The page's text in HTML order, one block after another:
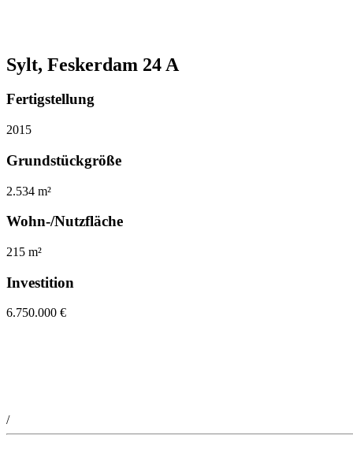
Sylt, Feskerdam 24 A
Fertigstellung
2015
Grundstückgröße
2.534 m²
Wohn-/Nutzfläche
215 m²
Investition
6.750.000 €
/